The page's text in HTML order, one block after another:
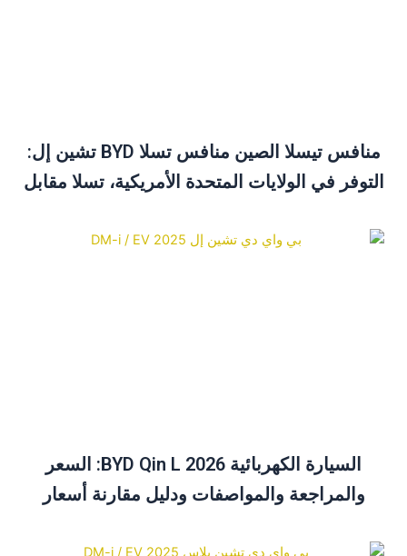
منافس تيسلا الصين منافس تسلا BYD تشين إل:
في الولايات المتحدة الأمريكية، تسلا مقابل
السيارة الكهربائية BYD Qin L 2026: السعر
والمراجعة والمواصفات ودليل مقارنة أسعار